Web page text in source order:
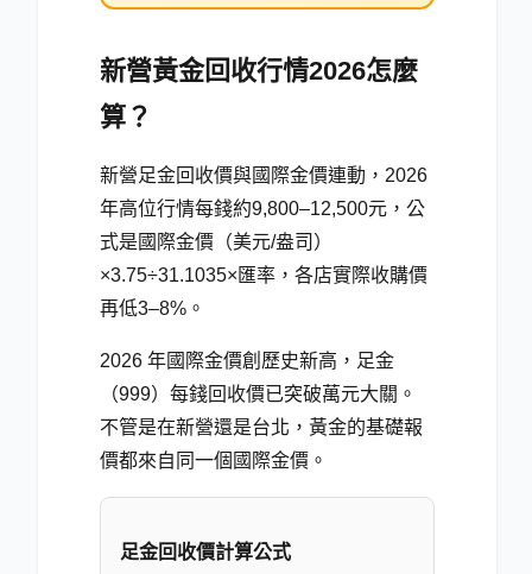
新營黃金回收行情2026怎麼
算？
新營足金回收價與國際金價連動，2026
年高位行情每錢約9,800–12,500元，公
式是國際金價（美元/盎司）
×3.75÷31.1035×匯率，各店實際收購價
再低3–8%。
2026 年國際金價創歷史新高，足金
（999）每錢回收價已突破萬元大關。
不管是在新營還是台北，黃金的基礎報
價都來自同一個國際金價。
足金回收價計算公式